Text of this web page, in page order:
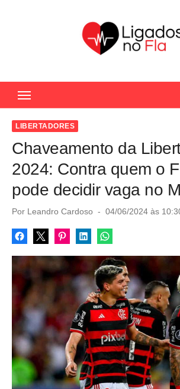
c
LIBERTADORES
Chaveamento da
2024: Contra quem o
pode decidir vaga no
Por Leandro Cardoso
P
s
t
d
o
n
04/06/2024 às